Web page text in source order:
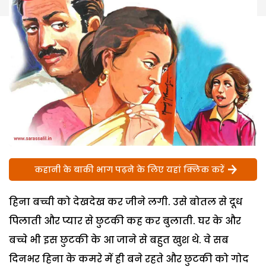
कहानी के बाकी भाग पढ़ने के लिए यहां क्लिक करें
हिना बच्ची को देखदेख कर जीने लगी. उसे बोतल से दूध
पिलाती और प्यार से छुटकी कह कर बुलाती. घर के और
बच्चे भी इस छुटकी के आ जाने से बहुत खुश थे. वे सब
दिनभर हिना के कमरे में ही बने रहते और छुटकी को गोद